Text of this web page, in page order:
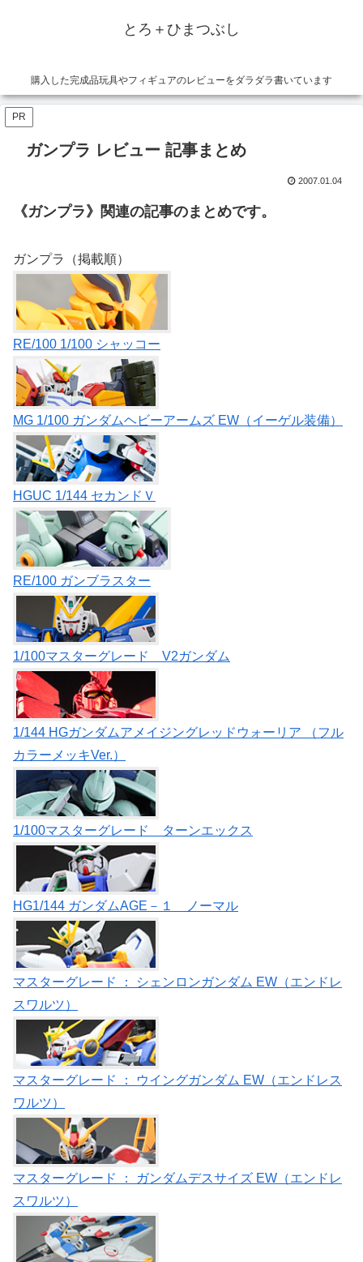
とろ＋ひまつぶし
購入した完成品玩具やフィギュアのレビューをダラダラ書いています
PR
ガンプラ レビュー 記事まとめ
2007.01.04
《ガンプラ》関連の記事のまとめです。
ガンプラ（掲載順）
RE/100 1/100 シャッコー
MG 1/100 ガンダムヘビーアームズ EW（イーゲル装備）
HGUC 1/144 セカンドＶ
RE/100 ガンブラスター
1/100マスターグレード V2ガンダム
1/144 HGガンダムアメイジングレッドウォーリア （フル
カラーメッキVer.）
1/100マスターグレード ターンエックス
HG1/144 ガンダムAGE－１ ノーマル
マスターグレード ： シェンロンガンダム EW（エンドレ
スワルツ）
マスターグレード ： ウイングガンダム EW（エンドレス
ワルツ）
マスターグレード ： ガンダムデスサイズ EW（エンドレ
スワルツ）